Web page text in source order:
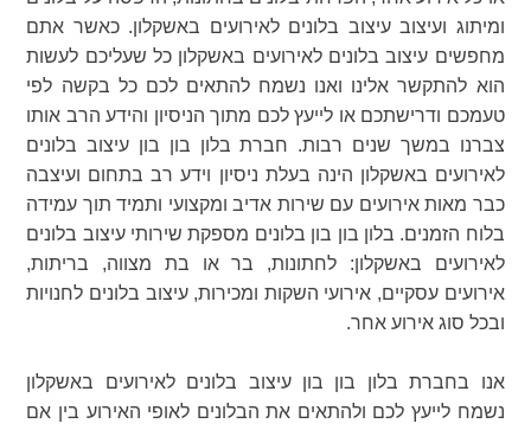
ומיתוג ועיצוב עיצוב בלונים לאירועים באשקלון. כאשר אתם
מחפשים עיצוב בלונים לאירועים באשקלון כל שעליכם לעשות
הוא להתקשר אלינו ואנו נשמח להתאים לכם כל בקשה לפי
טעמכם ודרישתכם או לייעץ לכם מתוך הניסיון והידע הרב אותו
צברנו במשך שנים רבות. חברת בלון בון בון עיצוב בלונים
לאירועים באשקלון הינה בעלת ניסיון וידע רב בתחום ועיצבה
כבר מאות אירועים עם שירות אדיב ומקצועי ותמיד תוך עמידה
בלוח הזמנים. בלון בון בון בלונים מספקת שירותי עיצוב בלונים
לאירועים באשקלון: לחתונות, בר או בת מצווה, בריתות,
אירועים עסקיים, אירועי השקות ומכירות, עיצוב בלונים לחנויות
ובכל סוג אירוע אחר.
אנו בחברת בלון בון בון עיצוב בלונים לאירועים באשקלון
נשמח לייעץ לכם ולהתאים את הבלונים לאופי האירוע בין אם